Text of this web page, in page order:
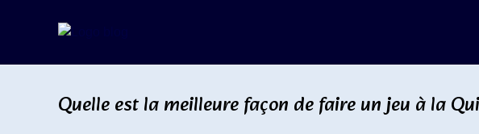
Quelle est la meilleure façon de faire un jeu à la